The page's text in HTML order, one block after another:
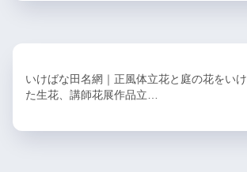
いけばな田名網｜正風体立花と庭の花をいけ
た生花、講師花展作品立…